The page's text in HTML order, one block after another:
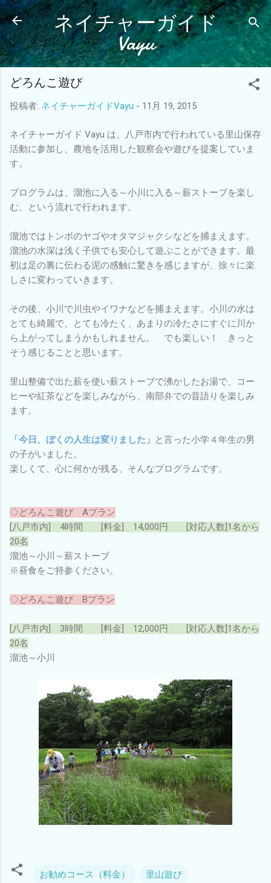
スキップしてメイン コンテンツに移動
ネイチャーガイド
Vayu
どろんこ遊び
投稿者: ネイチャーガイドVayu - 11月 19, 2015
ネイチャーガイド Vayu は、八戸市内で行われている里山保存
活動に参加し、農地を活用した観察会や遊びを提案していま
す。
プログラムは、溜池に入る～小川に入る～薪ストーブを楽し
む、という流れで行われます。
溜池ではトンボのヤゴやオタマジャクシなどを捕まえます。
溜池の水深は浅く子供でも安心して遊ぶことができます。最
初は足の裏に伝わる泥の感触に驚きを感じますが、徐々に楽
しさに変わっていきます。
その後、小川で川虫やイワナなどを捕まえます。小川の水は
とても綺麗で、とても冷たく、あまりの冷たさにすぐに川か
ら上がってしまうかもしれません。 でも楽しい！ きっと
そう感じることと思います。
里山整備で出た薪を使い薪ストーブで沸かしたお湯で、コー
ヒーや紅茶などを楽しみながら、南部弁での昔語りを楽しみ
ます。
「今日、ぼくの人生は変りました」 と言った小学４年生の男
の子がいました。
楽しくて、心に何かが残る、そんなプログラムです。
◇どろんこ遊び Aプラン
[八戸市内] 4時間 [料金] 14,000円 [対応人数]1名から
20名
溜池～小川～薪ストーブ
※昼食をご持参ください。
◇どろんこ遊び Bプラン
[八戸市内] 3時間 [料金] 12,000円 [対応人数]1名から
20名
溜池～小川
お勧めコース（料金） 里山遊び